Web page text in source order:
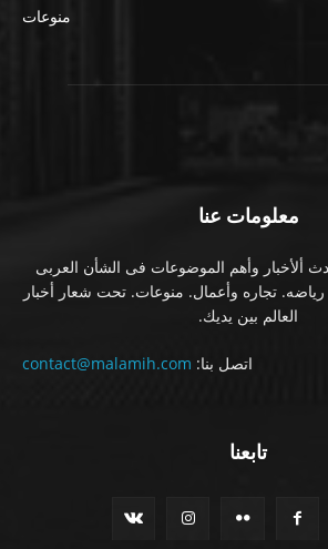
منوعات
معلومات عنا
ألأخبار وأهم الموضوعات فى الشأن العربى
تجاره وأعمال. منوعات. تحت شعار أخبار
العالم بين يديك.
اتصل بنا: contact@malamih.com
تابعنا